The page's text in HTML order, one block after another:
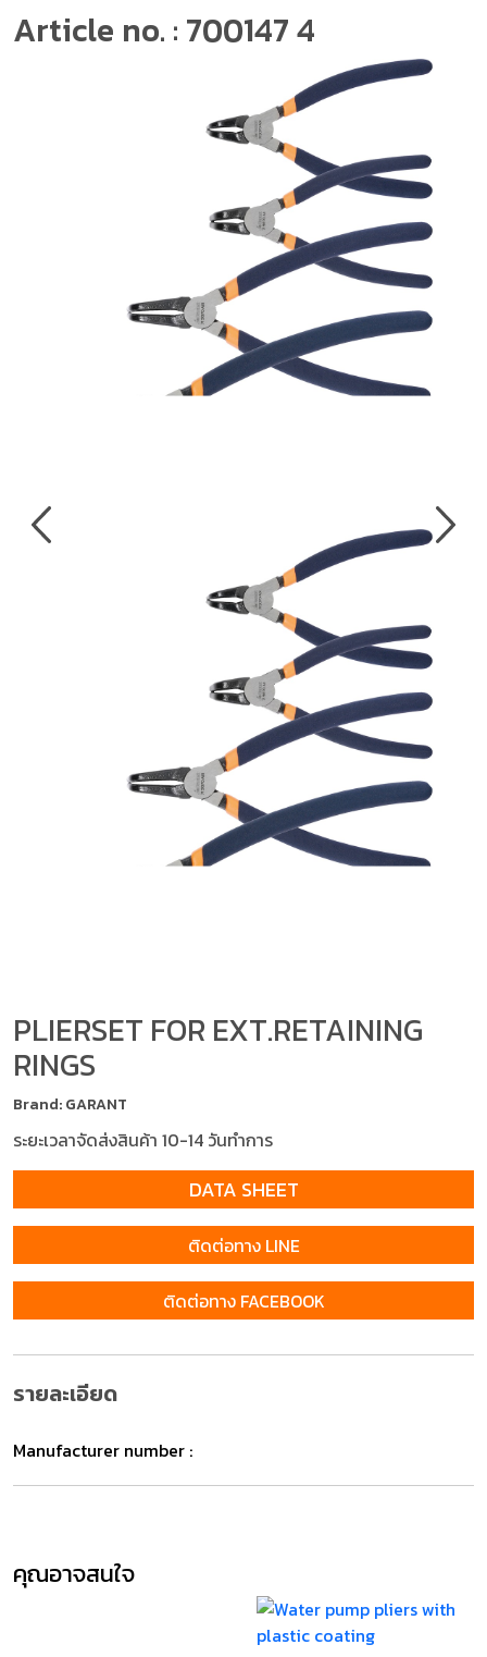
Article no. : 700147 4
PLIERSET FOR EXT.RETAINING
RINGS
Brand: GARANT
ระยะเวลาจัดส่งสินค้า 10-14 วันทำการ
DATA SHEET
ติดต่อทาง LINE
ติดต่อทาง FACEBOOK
รายละเอียด
Manufacturer number :
คุณอาจสนใจ